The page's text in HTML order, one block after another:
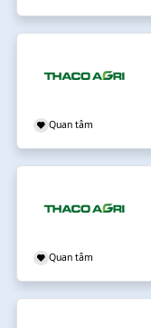
Quan tâm
Quan tâm